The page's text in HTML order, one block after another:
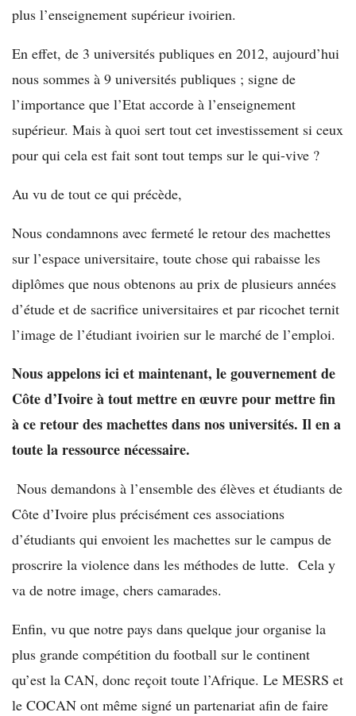
plus l’enseignement supérieur ivoirien.
En effet, de 3 universités publiques en 2012, aujourd’hui
nous sommes à 9 universités publiques ; signe de
l’importance que l’Etat accorde à l’enseignement
supérieur. Mais à quoi sert tout cet investissement si ceux
pour qui cela est fait sont tout temps sur le qui-vive ?
Au vu de tout ce qui précède,
Nous condamnons avec fermeté le retour des machettes
sur l’espace universitaire, toute chose qui rabaisse les
diplômes que nous obtenons au prix de plusieurs années
d’étude et de sacrifice universitaires et par ricochet ternit
l’image de l’étudiant ivoirien sur le marché de l’emploi.
Nous appelons ici et maintenant, le gouvernement de
Côte d’Ivoire à tout mettre en œuvre pour mettre fin
à ce retour des machettes dans nos universités. Il en a
toute la ressource nécessaire.
Nous demandons à l’ensemble des élèves et étudiants de
Côte d’Ivoire plus précisément ces associations
d’étudiants qui envoient les machettes sur le campus de
proscrire la violence dans les méthodes de lutte. Cela y
va de notre image, chers camarades.
Enfin, vu que notre pays dans quelque jour organise la
plus grande compétition du football sur le continent
qu’est la CAN, donc reçoit toute l’Afrique. Le MESRS et
le COCAN ont même signé un partenariat afin de faire